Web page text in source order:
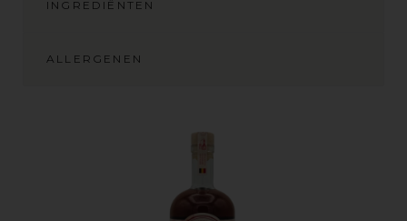
INGREDIËNTEN
ALLERGENEN